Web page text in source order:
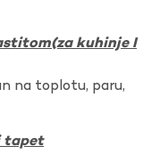
kuhinje I
na toplotu, paru,
tapet